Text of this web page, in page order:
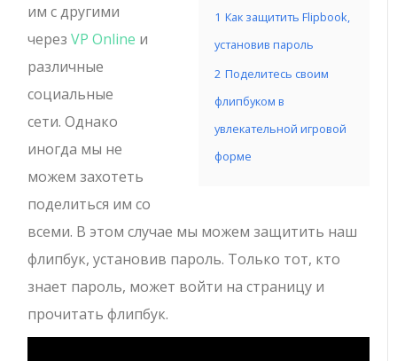
1 Как защитить Flipbook,
установив пароль
2 Поделитесь своим
флипбуком в
увлекательной игровой
форме
им с другими
черезVP Online и
различные
социальные
сети. Однако
иногда мы не
можем захотеть
поделиться им со
всеми. В этом случае мы можем защитить наш
флипбук, установив пароль. Только тот, кто
знает пароль, может войти на страницу и
прочитать флипбук.